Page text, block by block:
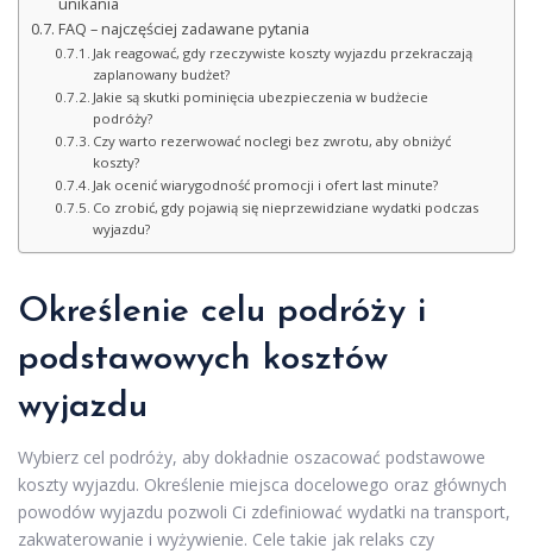
FAQ – najczęściej zadawane pytania
Jak reagować, gdy rzeczywiste koszty wyjazdu przekraczają
zaplanowany budżet?
Jakie są skutki pominięcia ubezpieczenia w budżecie
podróży?
Czy warto rezerwować noclegi bez zwrotu, aby obniżyć
koszty?
Jak ocenić wiarygodność promocji i ofert last minute?
Co zrobić, gdy pojawią się nieprzewidziane wydatki podczas
wyjazdu?
Określenie celu podróży i
podstawowych kosztów
wyjazdu
Wybierz cel podróży, aby dokładnie oszacować podstawowe
koszty wyjazdu. Określenie miejsca docelowego oraz głównych
powodów wyjazdu pozwoli Ci zdefiniować wydatki na transport,
zakwaterowanie i wyżywienie. Cele takie jak relaks czy